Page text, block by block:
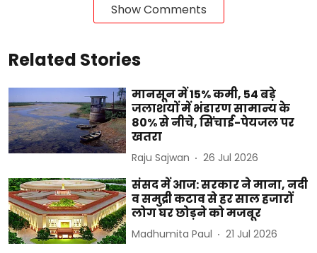
Show Comments
Related Stories
मानसून में 15% कमी, 54 बड़े
जलाशयों में भंडारण सामान्य के
80% से नीचे, सिंचाई-पेयजल पर
खतरा
Raju Sajwan 26 Jul 2026
संसद में आज: सरकार ने माना, नदी
व समुद्री कटाव से हर साल हजारों
लोग घर छोड़ने को मजबूर
Madhumita Paul 21 Jul 2026